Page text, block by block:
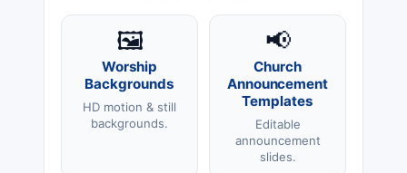
🖼️
Worship
Backgrounds
HD motion & still
backgrounds.
📢
Church
Announcement
Templates
Editable
announcement
slides.